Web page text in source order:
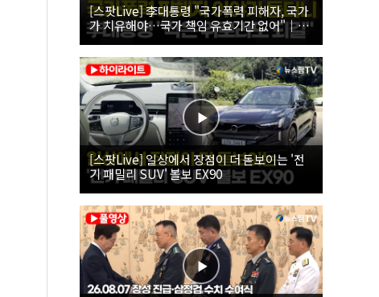
[스팟Live] 李대통령 "국가폭력 피해자, 국가
가 치유해야…국가 책임 유효기간 없어"｜
26.08.07 국가폭력 피해자 위로 오찬
[스팟Live] 일상에서 장점이 더 돋보이는 '전
기 패밀리 SUV' 볼보 EX90